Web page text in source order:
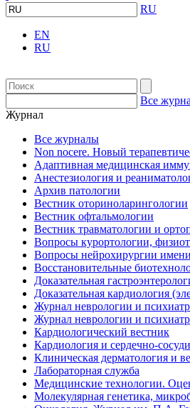
RU
EN
RU
Все
Журнал
Все журналы
Non nocere. Новый
Адаптивная медицинская
Анестезиология и
Архив патологии
Вестник оториноларингологии
Вестник офтальмологии
Вестник травматологии и
Вопросы курортологии,
Вопросы нейрохирургии
Восстановительные
Доказательная
Доказательная кардиология
Журнал неврологии и
Журнал неврологии и
Кардиологический вестник
Кардиология и сердечно-
Клиническая дерматология и
Лабораторная служба
Медицинские технологии.
Молекулярная генетика,